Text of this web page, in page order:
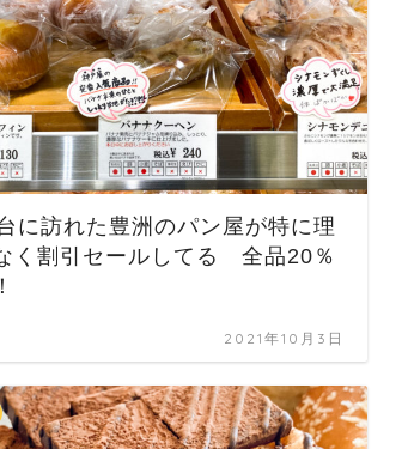
に訪れた豊洲のパン屋が特に理
く割引セールしてる 全品20％
2021年10月3日